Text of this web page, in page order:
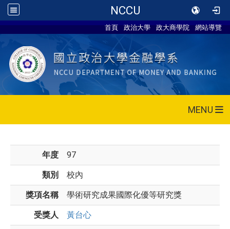
NCCU
首頁 政治大學 政大商學院 網站導覽
MENU
年度 97
類別 校內
獎項名稱 學術研究成果國際化優等研究獎
受獎人 黃台心